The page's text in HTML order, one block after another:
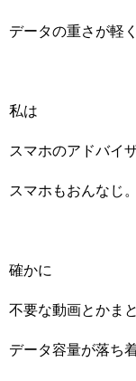
データの重さが軽
私は
スマホのアドバイ
スマホもおんなじ。
確かに
不要な動画とかま
データ容量が落ち